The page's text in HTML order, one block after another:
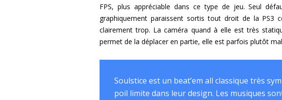
FPS, plus appréciable dans ce type de jeu. Seul
graphiquement paraissent sortis tout droit de la PS3
clairement trop. La caméra quand à elle est très
permet de la déplacer en partie, elle est parfois plutôt
Soulstice est un beat’em all classique très
poil limite dans leur design. Les musiques